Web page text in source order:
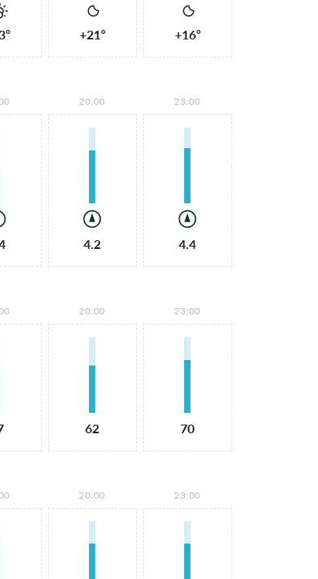
+21° +16°
20:00
4.2
23:00
4.4
20:00
62
23:00
70
20:00 23:00